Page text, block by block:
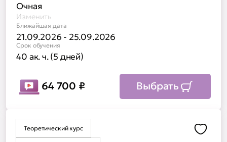
Очная
Изменить
Ближайшая дата
21.09.2026 - 25.09.2026
Срок обучения
40 ак. ч. (5 дней)
64 700 ₽ Выбрать
Теоретический курс